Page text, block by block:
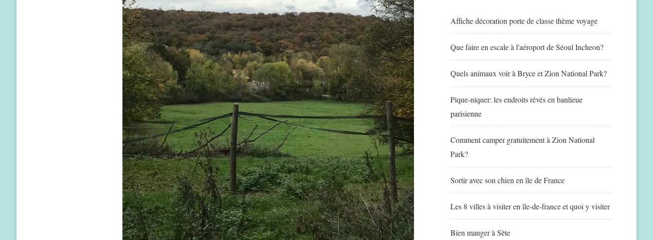
Affiche décoration porte de classe thème voyage
Que faire en escale à l'aéroport de Séoul Incheon?
Quels animaux voir à Bryce et Zion National Park?
Pique-niquer: les endroits rêvés en banlieue
parisienne
Comment camper gratuitement à Zion National
Park?
Sortir avec son chien en île de France
Les 8 villes à visiter en île-de-france et quoi y visiter
Bien manger à Sète